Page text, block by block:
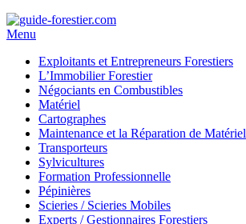
Menu
Exploitants et Entrepreneurs Forestiers
L’Immobilier Forestier
Négociants en Combustibles
Matériel
Cartographes
Maintenance et la Réparation de Matériel
Transporteurs
Sylvicultures
Formation Professionnelle
Pépinières
Scieries / Scieries Mobiles
Experts / Gestionnaires Forestiers